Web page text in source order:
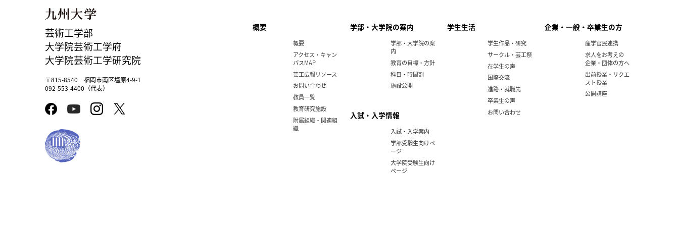
芸術工学部
大学院芸術工学府
大学院芸術工学研究院
〒815-8540 福岡市南区塩原4-9-1
092-553-4400（代表）
概要
概要
アクセス・キャン
パスMAP
芸工広報リソース
お問い合わせ
教員一覧
教育研究施設
附属組織・関連組
織
学部・大学院の案内
学部・大学院の案
内
教育の目標・方針
科目・時間割
施設公開
入試・入学情報
入試・入学案内
学部受験生向けペ
ージ
大学院受験生向け
ページ
学生生活
学生作品・研究
サークル・芸工祭
在学生の声
国際交流
進路・就職先
卒業生の声
お問い合わせ
企業・一般・卒業生の方
産学官民連携
求人をお考えの
企業・団体の方へ
出前授業・リクエ
スト授業
公開講座